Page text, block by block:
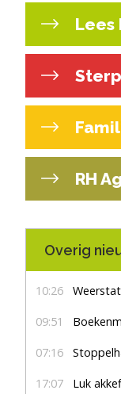
Lees
RH
Overig
10:26
09:51 Boekenmarkt
07:16
17:07 Luk